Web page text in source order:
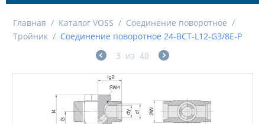
Главная / Каталог VOSS / Соединение поворотное /
Тройник / Соединение поворотное 24-BCT-L12-G3/8E-P
3 из 40